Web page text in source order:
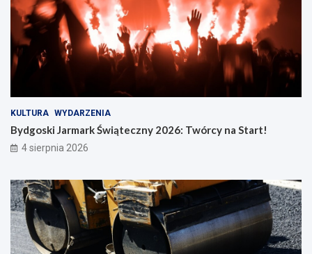
KULTURA WYDARZENIA
Bydgoski Jarmark Świąteczny 2026: Twórcy na Start!
4 sierpnia 2026